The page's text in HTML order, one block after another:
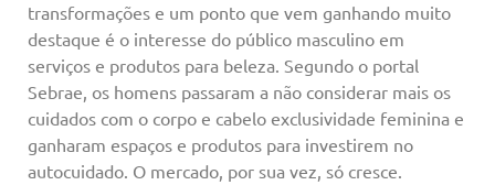
transformações e um ponto que vem ganhando muito
destaque é o interesse do público masculino em
serviços e produtos para beleza. Segundo o portal
Sebrae, os homens passaram a não considerar mais os
cuidados com o corpo e cabelo exclusividade feminina e
ganharam espaços e produtos para investirem no
autocuidado. O mercado, por sua vez, só cresce.